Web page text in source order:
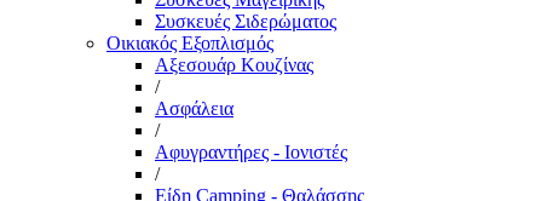
Συσκευές Σιδερώματος
Οικιακός Εξοπλισμός
Αξεσουάρ Κουζίνας
/
Ασφάλεια
/
Αφυγραντήρες - Ιονιστές
/
Είδη Camping - Θαλάσσης